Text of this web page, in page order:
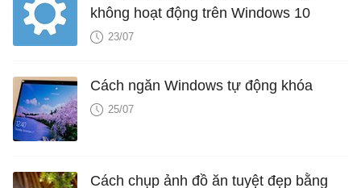
không hoạt động trên Windows 10
23/07
Cách ngăn Windows tự động khóa
25/07
Cách chụp ảnh đồ ăn tuyệt đẹp bằng